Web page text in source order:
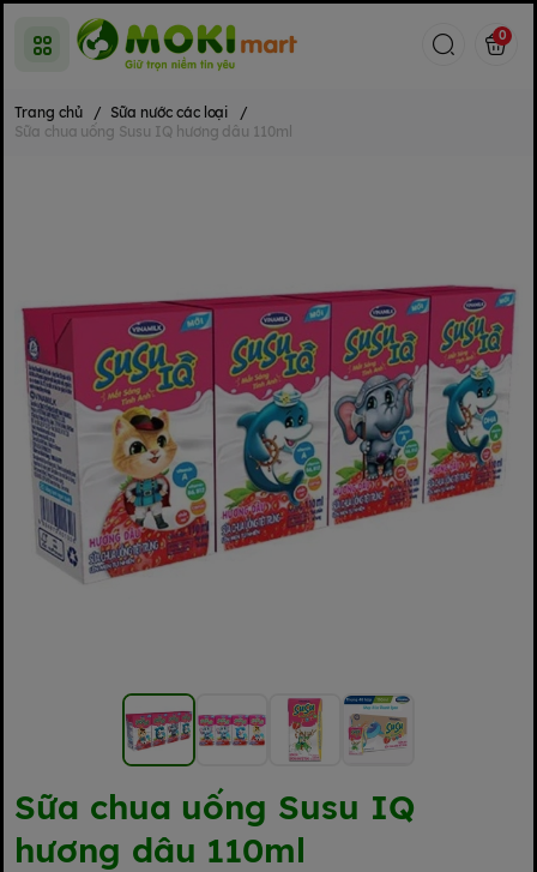
0
Trang chủ / Sữa nước các loại
/
Sữa chua uống Susu IQ hương dâu 110ml
Sữa chua uống Susu IQ
hương dâu 110ml